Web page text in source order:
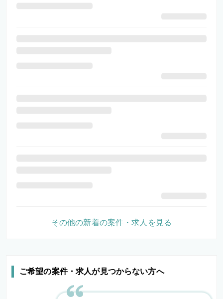
ご希望の案件・求人が見つからない方へ
その他の新着の案件・求人を見る